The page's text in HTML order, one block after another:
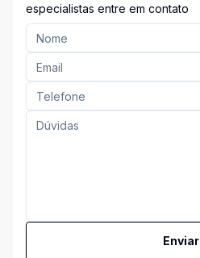
especialistas entre em contato
Enviar